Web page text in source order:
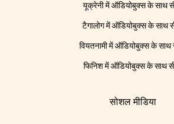
यूक्रेनी में ऑडियोबुक्स के साथ
टैगालोग में ऑडियोबुक्स के साथ
वियतनामी में ऑडियोबुक्स के साथ
फिनिश में ऑडियोबुक्स के साथ
सोशल मीडिया